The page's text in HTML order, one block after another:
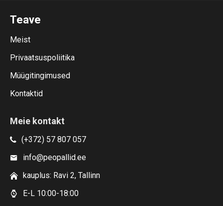
Teave
Meist
Privaatsuspoliitika
Müügitingimused
Kontaktid
Meie kontakt
(+372) 57 807 057
info@peopallid.ee
kauplus: Ravi 2, Tallinn
E-L 10:00-18:00